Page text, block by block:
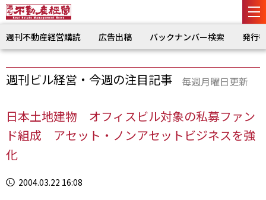
週刊不動産経営購読 広告出稿 バックナンバー検索 発行
週刊ビル経営・今週の注目記事 毎週月曜日更新
日本土地建物 オフィスビル対象の私募ファン
ド組成 アセット・ノンアセットビジネスを強
化
2004.03.22 16:08